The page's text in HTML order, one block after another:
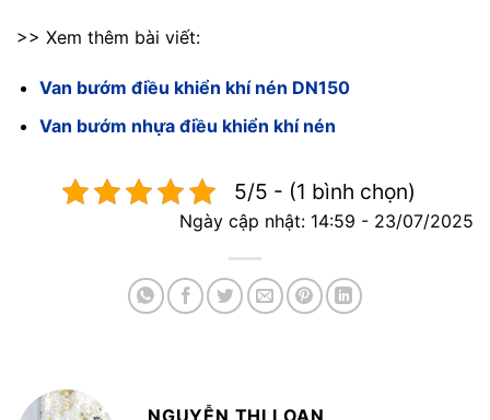
>> Xem thêm bài viết:
Van bướm điều khiển khí nén DN150
Van bướm nhựa điều khiển khí nén
5/5 - (1 bình chọn)
Ngày cập nhật: 14:59 - 23/07/2025